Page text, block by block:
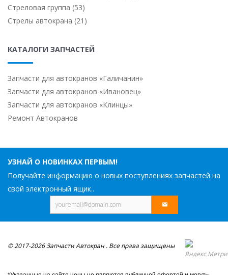
Стреловая группа (53)
Стрелы автокрана (21)
КАТАЛОГИ ЗАПЧАСТЕЙ
Запчасти для автокранов «Галичанин»
Запчасти для автокранов «Ивановец»
Запчасти для автокранов «Клинцы»
Ремонт Автокранов
УЗНАЙ О НОВИНКАХ ПЕРВЫМ!
Получайте информацию о новых поступлениях запчастей на
свой электронный ящик..
© 2017-2026 Запчасти Автокран . Все права защищены